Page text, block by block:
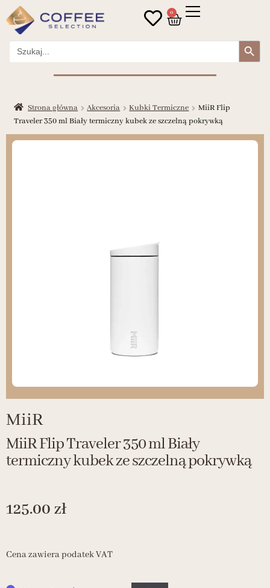
0
Search
for:
Search Button
Strona główna Akcesoria Kubki Termiczne
MiiR Flip
Traveler 350 ml Biały termiczny kubek ze szczelną pokrywką
MiiR
MiiR Flip Traveler 350 ml Biały
termiczny kubek ze szczelną pokrywką
125.00 zł
Cena zawiera podatek VAT